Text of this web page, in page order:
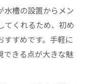
水槽の設置からメン
てくれるため、初め
すめです。手軽に
できる点が大きな魅